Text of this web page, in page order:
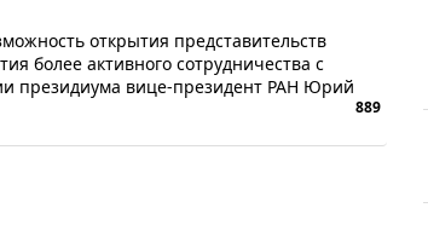
открытия представительств
более активного сотрудничества с
президиума вице-президент РАН Юрий
889